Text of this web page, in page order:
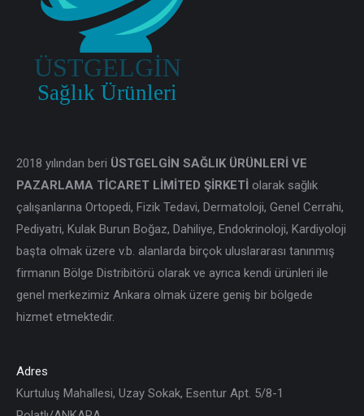
2018 yılından beri ÜSTGELGİN SAĞLIK ÜRÜNLERİ VE
PAZARLAMA TİCARET LİMİTED ŞİRKETİ olarak sağlık
çalışanlarına Ortopedi, Fizik Tedavi, Dermatoloji, Genel Cerrahi,
Pediyatri, Kulak Burun Boğaz, Dahiliye, Endokrinoloji, Kardiyoloji
başta olmak üzere v.b. alanlarda birçok uluslararası tanınmış
firmanın Bölge Distribitörü olarak ve ayrıca kendi ürünleri ile
genel merkezimiz Ankara olmak üzere geniş bir bölgede
hizmet etmektedir.
Adres
Kurtuluş Mahallesi, Uzay Sokak, Esentur Apt. 5/8-1